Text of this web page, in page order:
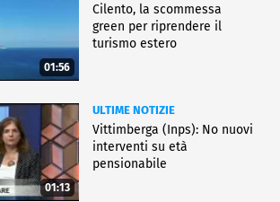
01:56
Cilento, la scommessa
green per riprendere il
turismo estero
01:13
ULTIME NOTIZIE
Vittimberga (Inps): No nuovi
interventi su età
pensionabile